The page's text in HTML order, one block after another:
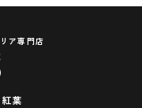
ア専門店
葉